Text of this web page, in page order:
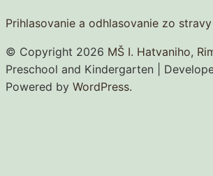
Prihlasovanie a odhlasovanie zo stravy
© Copyright 2026 MŠ I. Hatvaniho,
Preschool and Kindergarten |
Powered by WordPress.